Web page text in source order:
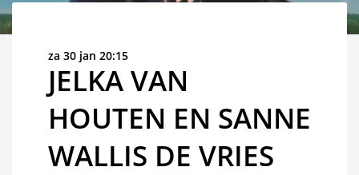
JELKA VAN
HOUTEN EN SANNE
WALLIS DE VRIES
za 30 jan 20:15